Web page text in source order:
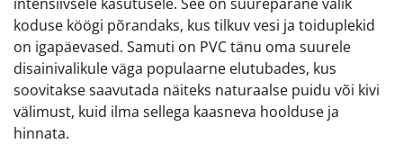
koduse köögi põrandaks, kus tilkuv vesi ja toiduplekid
on igapäevased. Samuti on PVC tänu oma suurele
disainivalikule väga populaarne elutubades, kus
soovitakse saavutada näiteks naturaalse puidu või kivi
välimust, kuid ilma sellega kaasneva hoolduse ja
hinnata.